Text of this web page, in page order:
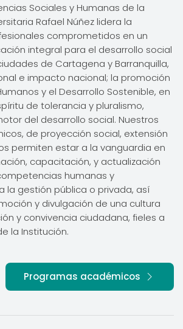
Sociales y Humanas de la
Rafael Núñez lidera la
comprometidos en un
integral para el desarrollo social
de Cartagena y Barranquilla,
e impacto nacional; la promoción
y el Desarrollo Sostenible, en
de tolerancia y pluralismo,
del desarrollo social. Nuestros
de proyección social, extensión
permiten estar a la vanguardia en
capacitación, y actualización
humanas y
la gestión pública o privada, así
y divulgación de una cultura
y convivencia ciudadana, fieles a
la Institución.
Programas académicos